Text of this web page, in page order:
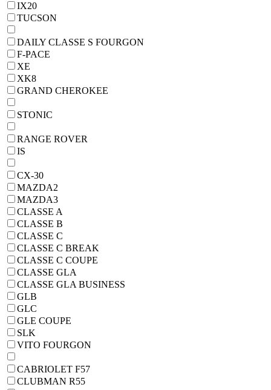
IX20
TUCSON
DAILY CLASSE S FOURGON
F-PACE
XE
XK8
GRAND CHEROKEE
STONIC
RANGE ROVER
IS
CX-30
MAZDA2
MAZDA3
CLASSE A
CLASSE B
CLASSE C
CLASSE C BREAK
CLASSE C COUPE
CLASSE GLA
CLASSE GLA BUSINESS
GLB
GLC
GLE COUPE
SLK
VITO FOURGON
CABRIOLET F57
CLUBMAN R55